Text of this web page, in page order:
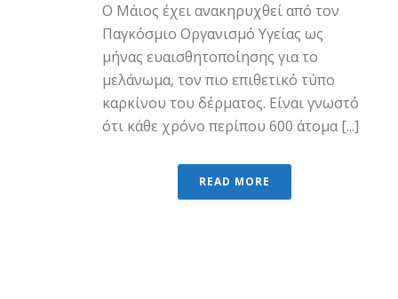
Ο Μάιος έχει ανακηρυχθεί από τον
Παγκόσμιο Οργανισμό Υγείας ως
μήνας ευαισθητοποίησης για το
μελάνωμα, τον πιο επιθετικό τύπο
καρκίνου του δέρματος. Είναι γνωστό
ότι κάθε χρόνο περίπου 600 άτομα [...]
READ MORE